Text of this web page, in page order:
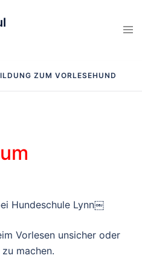
ZUM VORLESEHUND
Hundeschule Lynn￼
Vorlesen unsicher oder
machen.